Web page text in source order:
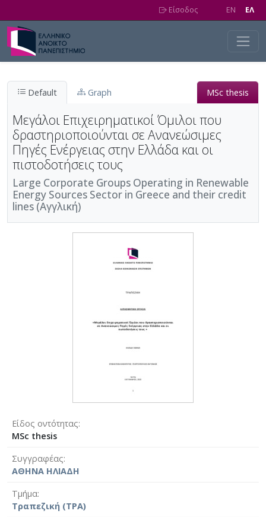
Είσοδος EN EΛ
Default Graph MSc thesis
Μεγάλοι Επιχειρηματικοί Όμιλοι που
δραστηριοποιούνται σε Ανανεώσιμες
Πηγές Ενέργειας στην Ελλάδα και οι
πιστοδοτήσεις τους
Large Corporate Groups Operating in Renewable
Energy Sources Sector in Greece and their credit
lines (Αγγλική)
Είδος οντότητας
MSc thesis
Συγγραφέας
ΑΘΗΝΑ ΗΛΙΑΔΗ
Τμήμα
Τραπεζική (ΤΡΑ)